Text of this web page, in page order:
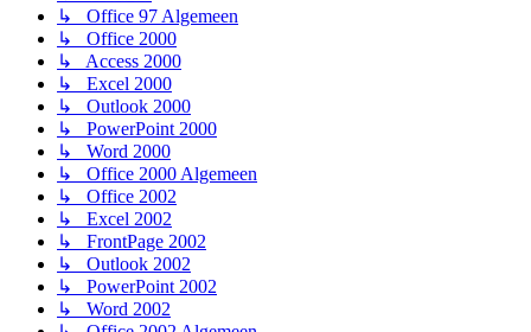
↳ Office 97 Algemeen
↳ Office 2000
↳ Access 2000
↳ Excel 2000
↳ Outlook 2000
↳ PowerPoint 2000
↳ Word 2000
↳ Office 2000 Algemeen
↳ Office 2002
↳ Excel 2002
↳ FrontPage 2002
↳ Outlook 2002
↳ PowerPoint 2002
↳ Word 2002